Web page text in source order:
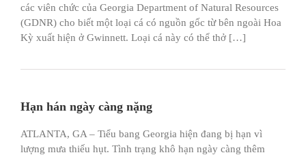
các viên chức của Georgia Department of Natural Resources
(GDNR) cho biết một loại cá có nguồn gốc từ bên ngoài Hoa
Kỳ xuất hiện ở Gwinnett. Loại cá này có thể thở […]
Hạn hán ngày càng nặng
ATLANTA, GA – Tiểu bang Georgia hiện đang bị hạn vì
lượng mưa thiếu hụt. Tình trạng khô hạn ngày càng thêm